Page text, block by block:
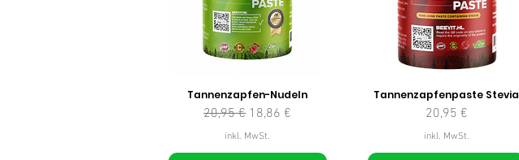
Tannenzapfen-Nudeln
Standardpreis
20,95 € Sale-Preis
18,86 €
inkl. MwSt.
Tannenzapfenpaste Stevia
Preis
20,95 €
inkl. MwSt.